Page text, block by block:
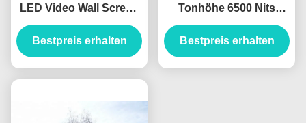
LED Video Wall Screen
4mm SMD2121 IP43
Aluminum Cabinet
Bestpreis erhalten
Tonhöhe 6500 Nits
Werbung LED-Plakette
für Werbung
Bestpreis erhalten